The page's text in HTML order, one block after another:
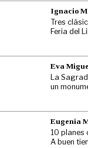
Ignacio
Tres
Feria del
Eva
La
un
Eugenia
10 planes
A buen